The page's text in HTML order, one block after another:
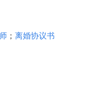
； 离婚协议书